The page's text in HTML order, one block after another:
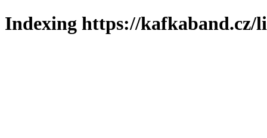
Indexing https://kafkaband.cz/